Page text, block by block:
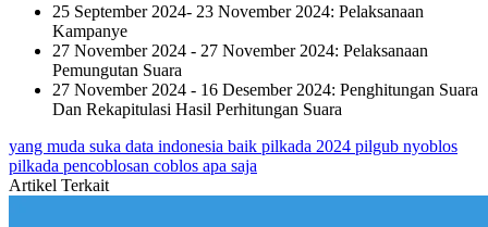
25 September 2024- 23 November 2024: Pelaksanaan
Kampanye
27 November 2024 - 27 November 2024: Pelaksanaan
Pemungutan Suara
27 November 2024 - 16 Desember 2024: Penghitungan Suara
Dan Rekapitulasi Hasil Perhitungan Suara
yang muda suka data indonesia baik pilkada 2024 pilgub nyoblos
pilkada pencoblosan coblos apa saja
Artikel Terkait